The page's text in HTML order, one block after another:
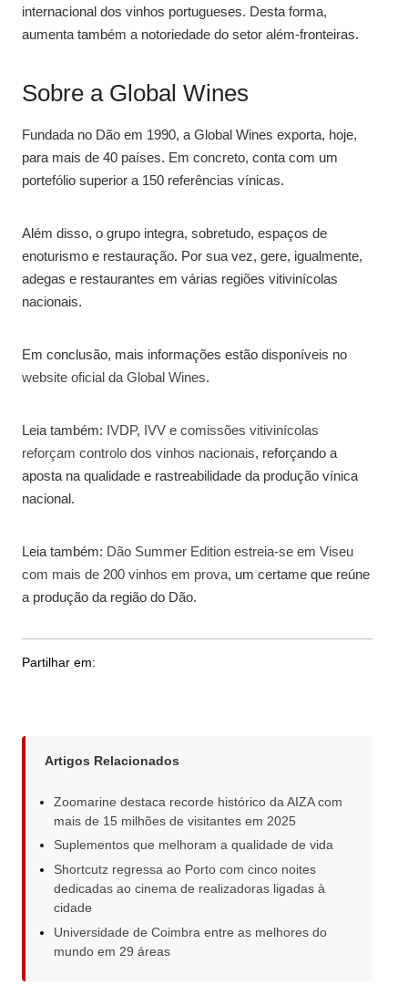
internacional dos vinhos portugueses. Desta forma,
aumenta também a notoriedade do setor além-fronteiras.
Sobre a Global Wines
Fundada no Dão em 1990, a Global Wines exporta, hoje,
para mais de 40 países. Em concreto, conta com um
portefólio superior a 150 referências vínicas.
Além disso, o grupo integra, sobretudo, espaços de
enoturismo e restauração. Por sua vez, gere, igualmente,
adegas e restaurantes em várias regiões vitivinícolas
nacionais.
Em conclusão, mais informações estão disponíveis no
website oficial da Global Wines.
Leia também: IVDP, IVV e comissões vitivinícolas
reforçam controlo dos vinhos nacionais, reforçando a
aposta na qualidade e rastreabilidade da produção vínica
nacional.
Leia também: Dão Summer Edition estreia-se em Viseu
com mais de 200 vinhos em prova, um certame que reúne
a produção da região do Dão.
Partilhar em:
Artigos Relacionados
Zoomarine destaca recorde histórico da AIZA com
mais de 15 milhões de visitantes em 2025
Suplementos que melhoram a qualidade de vida
Shortcutz regressa ao Porto com cinco noites
dedicadas ao cinema de realizadoras ligadas à
cidade
Universidade de Coimbra entre as melhores do
mundo em 29 áreas